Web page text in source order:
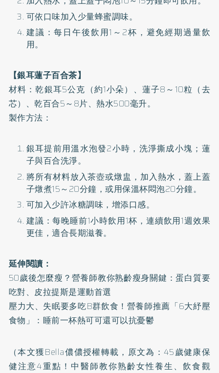
可依口味加入少量蜂蜜調味。
建議：每日午後飲用1～2杯，避免經期過量飲
用。
【銀耳蓮子百合茶】
材料：乾銀耳5公克（約1小朵）、蓮子8～10粒（去
芯）、乾百合5～8片、熱水500毫升。
製作方法：
銀耳提前用溫水泡發2小時，洗淨撕成小塊；蓮
子與百合洗淨。
將所有材料放入茶壺或燉盅，加入熱水，蓋上蓋
子燉煮15～20分鐘，或用保溫杯悶泡20分鐘。
可加入少許冰糖調味，增添口感。
建議：每晚睡前1小時飲用1杯，連續飲用1週效果
更佳，適合長期滋養。
延伸閱讀：
50歲後怎麼瘦？營養師教你熟齡瘦身關鍵：蛋白質要
吃對、皮拉提斯是運動首選
壓力大、失眠要多吃B群飲食！營養師推薦「6大紓壓
食物」：睡前一杯熱可可還可以抗憂鬱
（本文獲Bella儂儂授權轉載，原文為： 45歲健康保
健注意4重點！中醫師教你熟齡女性養生、飲食觀